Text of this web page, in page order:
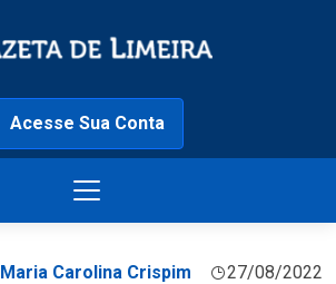
Acesse Sua Conta
Maria Carolina Crispim 27/08/2022